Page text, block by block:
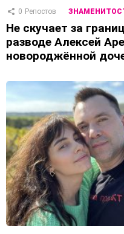
0 Репостов
Не скучает за
разводе Алексей
новороджённой